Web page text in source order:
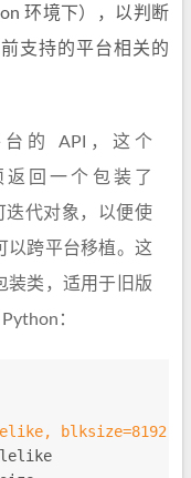
环境下），以判断
支持的平台相关的
的 API，这个
返回一个包装了
迭代对象，以便使
以跨平台移植。这
装类，适用于旧版
：
blksize=8192